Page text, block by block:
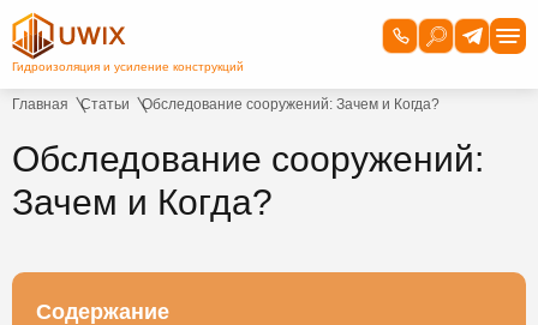
Главная Статьи Обследование сооружений: Зачем и Когда?
Обследование сооружений:
Зачем и Когда?
Содержание